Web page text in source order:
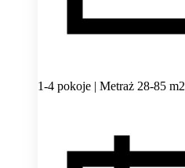
1-4 pokoje | Metraż 28-85 m2